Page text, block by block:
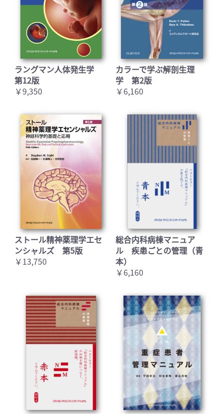
ラングマン人体発生学
第12版
￥9,350
カラーで学ぶ解剖生理
学 第2版
￥6,160
ストール精神薬理学エセ
ンシャルズ 第5版
￥13,750
総合内科病棟マニュア
ル 疾患ごとの管理（青
本）
￥6,160